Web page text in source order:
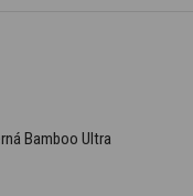
Bamboo Ultra